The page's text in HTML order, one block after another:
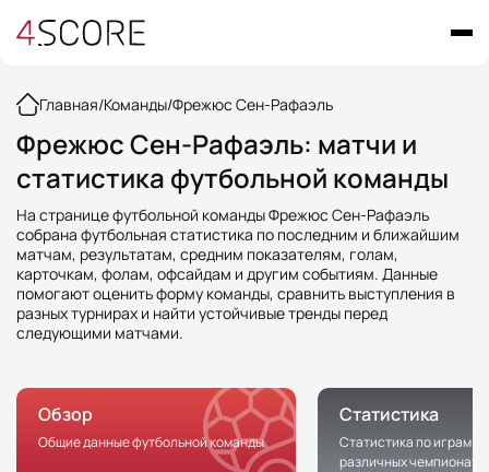
Главная/Команды/Фрежюс Сен-Рафаэль
Фрежюс Сен-Рафаэль: матчи и
статистика футбольной команды
На странице футбольной команды Фрежюс Сен-Рафаэль
собрана футбольная статистика по последним и ближайшим
матчам, результатам, средним показателям, голам,
карточкам, фолам, офсайдам и другим событиям. Данные
помогают оценить форму команды, сравнить выступления в
разных турнирах и найти устойчивые тренды перед
следующими матчами.
Обзор
Общие данные футбольной команды
Статистика
Статистика по играм
различных